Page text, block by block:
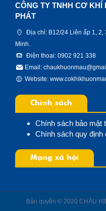
CÔNG TY TNHH CƠ
PHÁT
Địa chỉ: B12/24 Liên ấp 1, 2,
Minh.
Điện thoại: 0902 921 338
Email:
Website:
Chính sách
Chính sách bảo mật
Chính sách quy định
Mạng xã hội
Bản quyền © 2020 CHÂU